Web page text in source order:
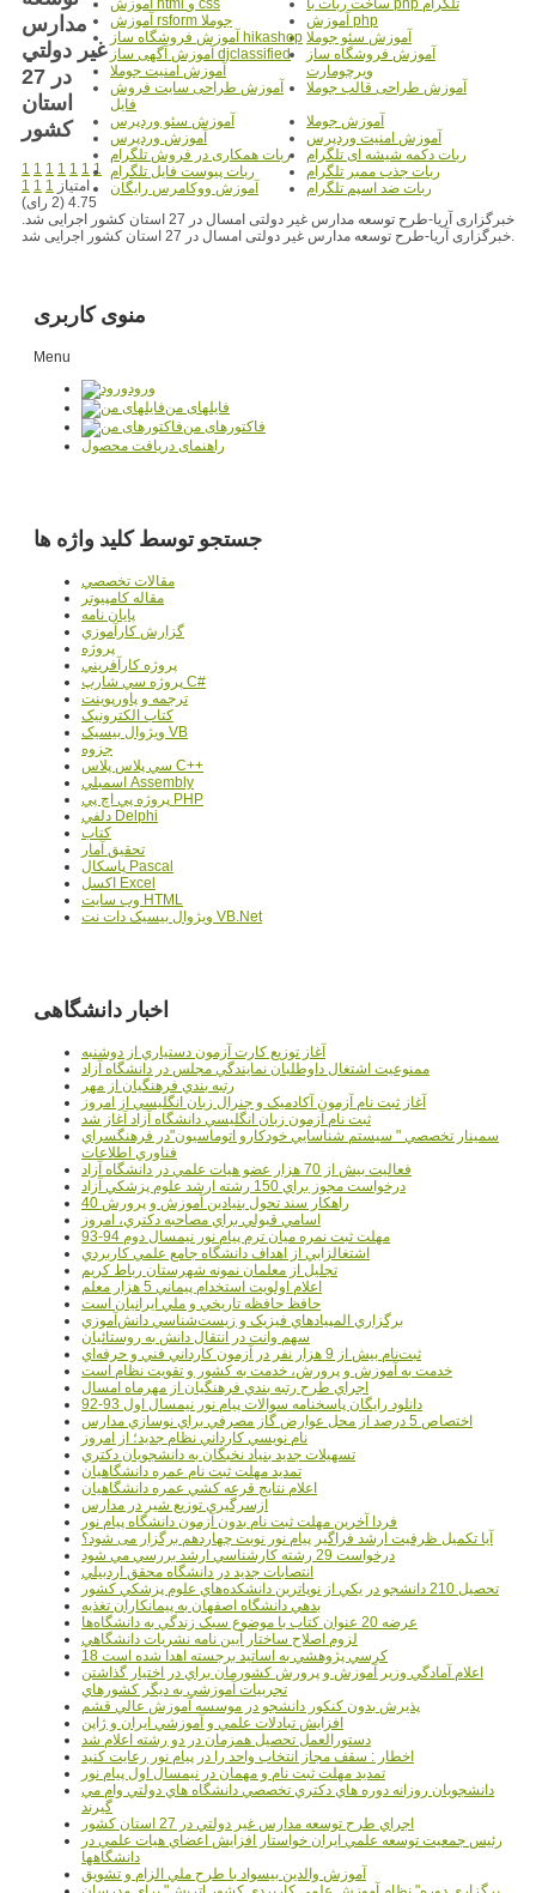
ساخت ربات با php تلگرام
آموزش html و css
آموزش php
آموزش rsform جوملا
آموزش سئو جوملا آموزش فروشگاه ساز hikashop
آموزش فروشگاه ساز
ویرچومارت
آموزش آگهی ساز djclassified
آموزش امنیت جوملا
آموزش طراحی قالب جوملا
آموزش طراحی سایت فروش
فایل
آموزش جوملا
آموزش سئو وردپرس
آموزش امنیت وردپرس
آموزش وردپرس
ربات دکمه شیشه ای تلگرام
ربات همکاری در فروش تلگرام
ربات جذب ممبر تلگرام
ربات پیوست فایل تلگرام
ربات ضد اسپم تلگرام
آموزش ووکامرس رایگان
مدارس
غير دولتي
در 27
استان
کشور
1 1 1 1 1 1 1
1 1 1 امتیاز
4.75 (2 رای)
خبرگزاری آریا-طرح توسعه مدارس غیر دولتی امسال در 27 استان کشور اجرایی شد.
خبرگزاری آریا-طرح توسعه مدارس غیر دولتی امسال در 27 استان کشور اجرایی شد.
منوی کاربری
Menu
ورود
فایلهای من
فاکتورهای من
راهنمای دریافت محصول
جستجو توسط کلید واژه ها
مقالات تخصصي
مقاله کامپیوتر
پایان نامه
گزارش کارآموزي
پروژه
پروژه کارآفريني
پروژه سي شارپ C#
ترجمه و پاورپوينت
کتاب الکترونيک
ويژوال بيسيک VB
جزوه
سي پلاس پلاس C++
اسمبلي Assembly
پروژه پي اچ پي PHP
دلفي Delphi
کتاب
تحقيق آمار
پاسکال Pascal
اکسل Excel
وب سايت HTML
ويژوال بيسيک دات نت VB.Net
اخبار دانشگاهی
آغاز توزيع کارت آزمون دستياري از دوشنبه
ممنوعيت اشتغال داوطلبان نمايندگي مجلس در دانشگاه آزاد
رتبه بندي فرهنگيان از مهر
آغاز ثبت نام آزمون آکادميک و جنرال زبان انگليسي از امروز
ثبت نام آزمون زبان انگليسي دانشگاه آزاد آغاز شد
سمينار تخصصي " سيستم شناسايي خودکارو اتوماسيون"در فرهنگسراي
فناوري اطلاعات
فعاليت بيش از 70 هزار عضو هيات علمي در دانشگاه آزاد
درخواست مجوز براي 150 رشته ارشد علوم پزشکي آزاد
40 راهکار سند تحول بنيادين آموزش و پرورش
اسامي قبولي براي مصاحبه دکتري، امروز
مهلت ثبت نمره میان ترم پیام نور نیمسال دوم 94-93
اشتغالزايي از اهداف دانشگاه جامع علمي کاربردي
تجليل از معلمان نمونه شهرستان رباط کريم
اعلام اولويت استخدام پيماني 5 هزار معلم
حافظ حافظه تاريخي و ملي ايرانيان است
برگزاري المپيادهاي فيزيک و زيست‌شناسي دانش‌آموزي
سهم وانت در انتقال دانش به روستائيان
ثبت‌نام بيش از 9 هزار نفر در آزمون کارداني فني و حرفه‌اي
خدمت به آموزش و پرورش، خدمت به کشور و تقويت نظام است
اجراي طرح رتبه بندي فرهنگيان از مهرماه امسال
دانلود رایگان پاسخنامه سوالات پیام نور نیمسال اول 93-92
اختصاص 5 درصد از محل عوارض گاز مصرفي براي نوسازي مدارس
نام نويسي کارداني نظام جديد؛ از امروز
تسهيلات جديد بنياد نخبگان به دانشجويان دکتري
تمديد مهلت ثبت نام عمره دانشگاهيان
اعلام نتايج قرعه کشي عمره دانشگاهيان
ازسرگيري توزيع شير در مدارس
فردا آخرین مهلت ثبت نام بدون آزمون دانشگاه پیام نور
آیا تکمیل ظرفیت ارشد فراگیر پیام نور نوبت چهاردهم برگزار می شود؟
درخواست 29 رشته کارشناسي ارشد بررسي مي شود
انتصابات جديد در دانشگاه محقق اردبيلي
تحصيل 210 دانشجو در يکي از نوپاترين دانشکده‌هاي علوم پزشکي کشور
بدهي دانشگاه اصفهان به پيمانکاران تغذيه
عرضه 20 عنوان کتاب با موضوع سبک زندگي به دانشگاه‌ها
لزوم اصلاح ساختار آيين نامه نشريات دانشگاهي
18 کرسي پژوهشي به اساتيد برجسته اهدا شده است
اعلام آمادگي وزير آموزش و پرورش کشورمان براي در اختيار گذاشتن
تجربيات آموزشي به ديگر کشورهاي
پذيرش بدون کنکور دانشجو در موسسه آموزش عالي قشم
افزايش تبادلات علمي و آموزشي ايران و ژاپن
دستورالعمل تحصیل همزمان در دو رشته اعلام شد
اخطار : سقف مجاز انتخاب واحد را در پیام نور رعایت کنید
تمدید مهلت ثبت نام و مهمان در نیمسال اول پیام نور
دانشجويان روزانه دوره هاي دكتري تخصصي دانشگاه هاي دولتي وام مي
گيرند
اجراي طرح توسعه مدارس غير دولتي در 27 استان کشور
رئيس جمعيت توسعه علمي ايران خواستار افزايش اعضاي هيات علمي در
دانشگاهها
آموزش والدين بيسواد با طرح ملي الزام و تشويق